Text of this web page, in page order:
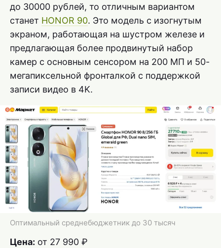
до 30000 рублей, то отличным вариантом
станет HONOR 90. Это модель с изогнутым
экраном, работающая на шустром железе и
предлагающая более продвинутый набор
камер с основным сенсором на 200 МП и 50-
мегапиксельной фронталкой с поддержкой
записи видео в 4K.
Оптимальный среднебюджетник до 30 тысяч
Цена: от 27 990 ₽